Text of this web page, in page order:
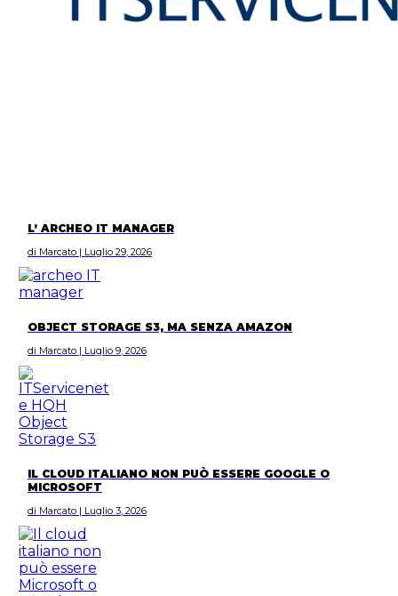
L’ ARCHEO IT MANAGER
di Marcato | Luglio 29, 2026
OBJECT STORAGE S3, MA SENZA AMAZON
di Marcato | Luglio 9, 2026
IL CLOUD ITALIANO NON PUÒ ESSERE GOOGLE O
MICROSOFT
di Marcato | Luglio 3, 2026